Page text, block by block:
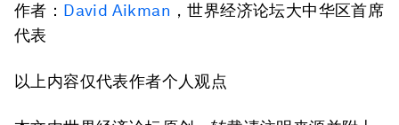
作者： David Aikman ，世界经济论坛大中华区首席
代表
以上内容仅代表作者个人观点